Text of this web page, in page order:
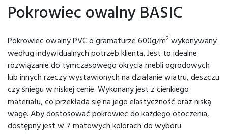
Pokrowiec owalny BASIC
Pokrowiec owalny PVC o gramaturze 600g/m2 wykonywany
według indywidualnych potrzeb klienta. Jest to idealne
rozwiązanie do tymczasowego okrycia mebli ogrodowych
lub innych rzeczy wystawionych na działanie wiatru, deszczu
czy śniegu w niskiej cenie. Wykonany jest z cienkiego
materiału, co przekłada się na jego elastyczność oraz niską
wagę. Aby dostosować pokrowiec do każdego otoczenia,
dostępny jest w 7 matowych kolorach do wyboru.